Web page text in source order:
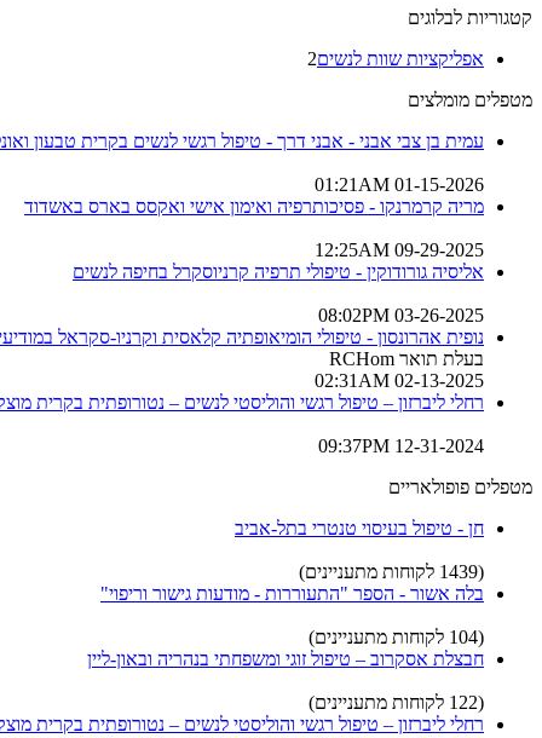
קטגוריות לבלוגים
אפליקציות שוות לנשים2
מטפלים מומלצים
עמית בן צבי אבני - אבני דרך - טיפול רגשי לנשים בקרית טבעון
01-15-2026 01:21AM
מריה קרמרנקו - פסיכותרפיה ואימון אישי ואקסס בארס באשדוד
09-29-2025 12:25AM
אליסיה גורודוקין - טיפולי תרפיה קרניוסקרל בחיפה לנשים
03-26-2025 08:02PM
נופית אהרונסון - טיפולי הומיאופתיה קלאסית וקרניו-סקראל
בעלת תואר RCHom
02-13-2025 02:31AM
רחלי ליברזון – טיפול רגשי והוליסטי לנשים – נטורופתית בקרית
12-31-2024 09:37PM
מטפלים פופולאריים
חן - טיפול בעיסוי טנטרי בתל-אביב
(1439 לקוחות מתעניינים)
בלה אשור - הספר "התעוררות - מודעות גישור וריפוי"
(104 לקוחות מתעניינים)
חבצלת אסקרוב – טיפול זוגי ומשפחתי בנהריה ובאון-ליין
(122 לקוחות מתעניינים)
רחלי ליברזון – טיפול רגשי והוליסטי לנשים – נטורופתית בקרית